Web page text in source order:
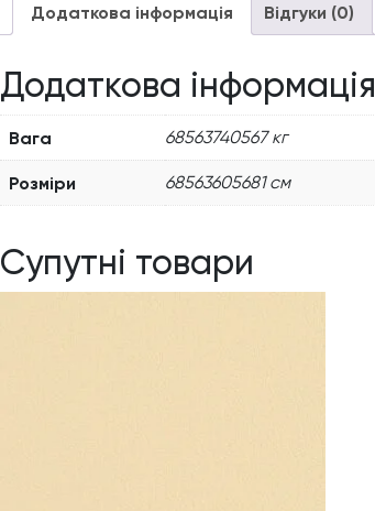
Додаткова інформація Відгуки (0)
Додаткова інформація
Вага 68563740567 кг
Розміри 68563605681 см
Супутні товари